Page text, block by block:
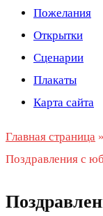
Пожелания
Открытки
Сценарии
Плакаты
Карта сайта
Главная страница »
Поздравления с